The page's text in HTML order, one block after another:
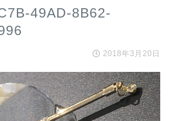
49AD-8B62-
2018年3月20日